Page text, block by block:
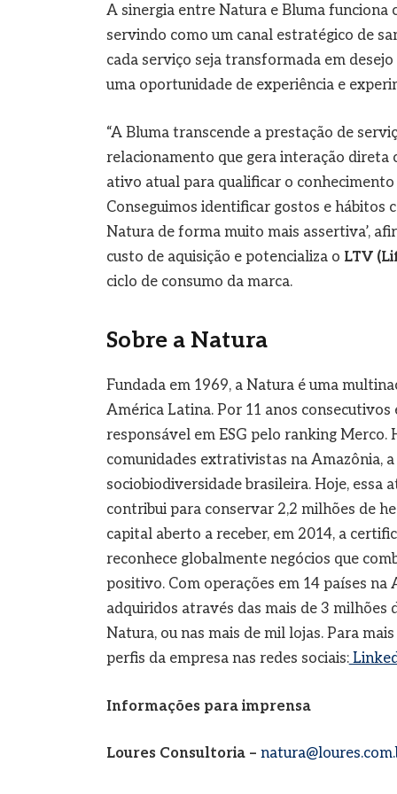
A sinergia entre Natura e Bluma funciona
servindo como um canal estratégico de
cada serviço seja transformada em
uma oportunidade de experiência e
“A Bluma transcende a prestação de
relacionamento que gera interação direta
ativo atual para qualificar o
Conseguimos identificar gostos e hábitos
Natura de forma muito mais assertiva’,
custo de aquisição e potencializa o LTV
ciclo de consumo da marca.
Sobre a Natura
Fundada em 1969, a Natura é uma
América Latina. Por 11 anos
responsável em ESG pelo ranking
comunidades extrativistas na Amazônia,
sociobiodiversidade brasileira. Hoje, essa
contribui para conservar 2,2 milhões de
capital aberto a receber, em 2014, a
reconhece globalmente negócios que
positivo. Com operações em 14 países
adquiridos através das mais de 3 milhões
Natura, ou nas mais de mil lojas. Para
perfis da empresa nas redes sociais:
Informações para imprensa
Loures Consultoria –